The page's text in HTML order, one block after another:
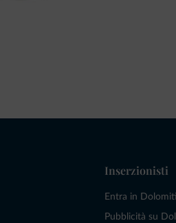
Inserzionisti
Entra in Dolomiti
Pubblicità su